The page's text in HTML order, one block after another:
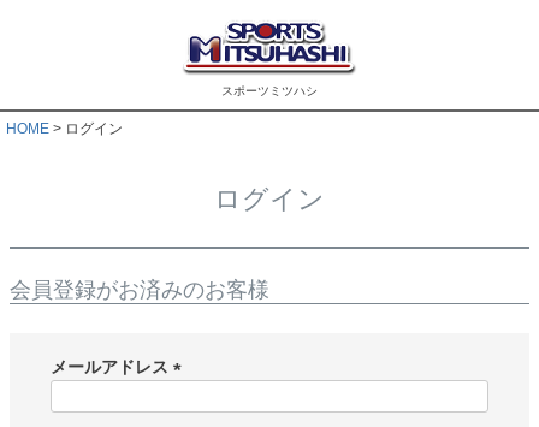
スポーツミツハシ
HOME ログイン
ログイン
会員登録がお済みのお客様
メールアドレス